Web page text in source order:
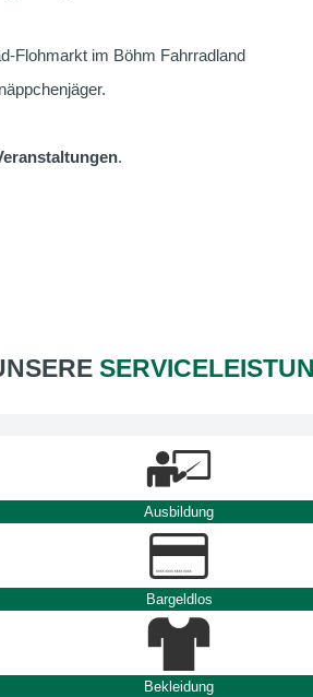
Flohmarkt im Böhm Fahrradland
.
Ausbildung
Bargeldlos
Bekleidung